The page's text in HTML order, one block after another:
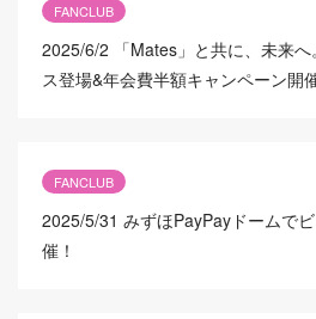
FANCLUB
2025/6/2
「Mates」と共に、未来
ス登場&年会費半額キャンペーン開
FANCLUB
2025/5/31 みずほPayPayドームで
催！